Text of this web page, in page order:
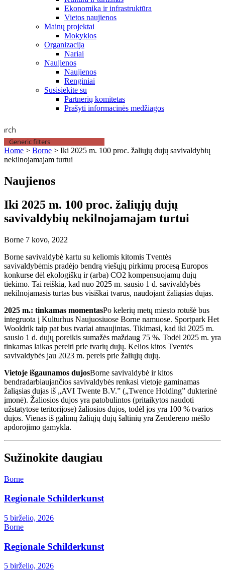
Ekonomika ir infrastruktūra
Vietos naujienos
Mainų projektai
Mokyklos
Organizacija
Nariai
Naujienos
Naujienos
Renginiai
Susisiekite su
Partnerių komitetas
Prašyti informacinės medžiagos
Generic filters
Home > Borne > Iki 2025 m. 100 proc. žaliųjų dujų savivaldybių
nekilnojamajam turtui
Naujienos
Iki 2025 m. 100 proc. žaliųjų dujų
savivaldybių nekilnojamajam turtui
Borne 7 kovo, 2022
Borne savivaldybė kartu su keliomis kitomis Tventės
savivaldybėmis pradėjo bendrą viešųjų pirkimų procesą Europos
konkurse dėl ekologiškų ir (arba) CO2 kompensuojamų dujų
tiekimo. Tai reiškia, kad nuo 2025 m. sausio 1 d. savivaldybės
nekilnojamasis turtas bus visiškai tvarus, naudojant žaliąsias dujas.
2025 m.: tinkamas momentasPo kelerių metų miesto rotušė bus
integruota į Kulturhus Naujuosiuose Borne namuose. Sportpark Het
Wooldrik taip pat bus tvariai atnaujintas. Tikimasi, kad iki 2025 m.
sausio 1 d. dujų poreikis sumažės maždaug 75 %. Todėl 2025 m. yra
tinkamas laikas pereiti prie tvarių dujų. Kelios kitos Tventės
savivaldybės jau 2023 m. pereis prie žaliųjų dujų.
Vietoje išgaunamos dujosBorne savivaldybė ir kitos
bendradarbiaujančios savivaldybės renkasi vietoje gaminamas
žaliąsias dujas iš „AVI Twente B.V.” („Twence Holding” dukterinė
įmonė). Žaliosios dujos yra patobulintos (pritaikytos naudoti
užstatytose teritorijose) žaliosios dujos, todėl jos yra 100 % tvarios
dujos. Vienas iš galimų žaliųjų dujų šaltinių yra Zendereno mėšlo
apdorojimo gamykla.
Sužinokite daugiau
Borne
Regionale Schilderkunst
5 birželio, 2026
Borne
Regionale Schilderkunst
5 birželio, 2026